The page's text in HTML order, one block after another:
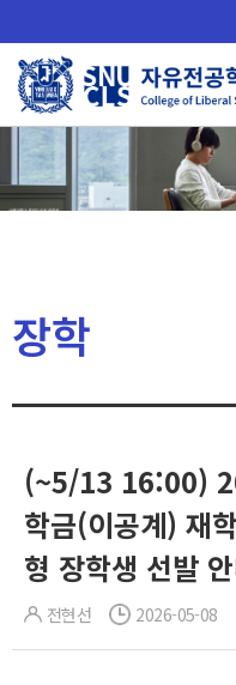
로
메
장학
(~5/13 16:00)
학금(이공계) 재
형 장학생 선발
전현선 2026-05-08